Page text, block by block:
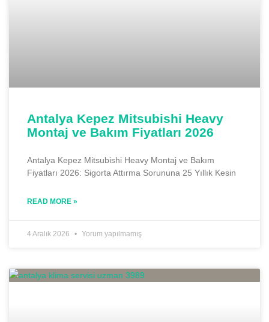
Antalya Kepez Mitsubishi Heavy
Montaj ve Bakım Fiyatları 2026
Antalya Kepez Mitsubishi Heavy Montaj ve Bakım
Fiyatları 2026: Sigorta Attırma Sorununa 25 Yıllık Kesin
READ MORE »
4 Aralık 2026 Yorum yapılmamış